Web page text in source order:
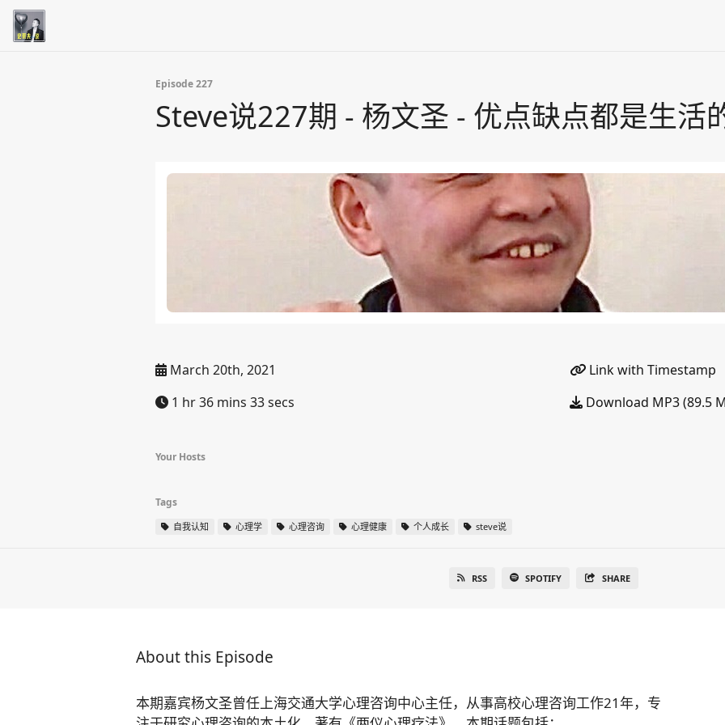
Episode 227
Steve说227期 - 杨文圣 - 优点缺点都是生活
March 20th, 2021
1 hr 36 mins 33 secs
Link with Timestamp
Download MP3 (89.5
Your Hosts
Tags
自我认知 心理学 心理咨询 心理健康 个人成长 steve说
RSS SPOTIFY SHARE
About this Episode
本期嘉宾杨文圣曾任上海交通大学心理咨询中心主任，从事高校心理咨询工作21年，专